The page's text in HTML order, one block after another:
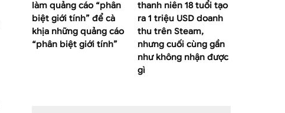
làm quảng cáo “phân
biệt giới tính” để cà
khịa những quảng cáo
“phân biệt giới tính”
thanh niên 18 tuổi tạo
ra 1 triệu USD doanh
thu trên Steam,
nhưng cuối cùng gần
như không nhận được
gì